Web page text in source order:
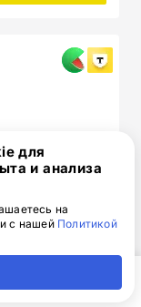
для
и анализа
на
с нашей Политикой